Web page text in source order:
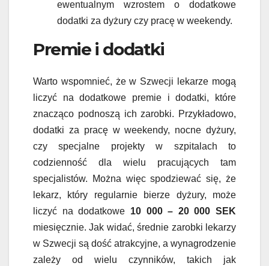
ewentualnym wzrostem o dodatkowe
dodatki za dyżury czy pracę w weekendy.
Premie i dodatki
Warto wspomnieć, że w Szwecji lekarze mogą
liczyć na dodatkowe premie i dodatki, które
znacząco podnoszą ich zarobki. Przykładowo,
dodatki za pracę w weekendy, nocne dyżury,
czy specjalne projekty w szpitalach to
codzienność dla wielu pracujących tam
specjalistów. Można więc spodziewać się, że
lekarz, który regularnie bierze dyżury, może
liczyć na dodatkowe 10 000 – 20 000 SEK
miesięcznie. Jak widać, średnie zarobki lekarzy
w Szwecji są dość atrakcyjne, a wynagrodzenie
zależy od wielu czynników, takich jak